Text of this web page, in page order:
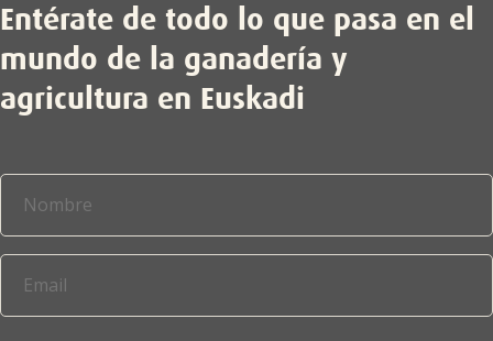
Entérate de todo lo que pasa en el
mundo de la ganadería y
agricultura en Euskadi